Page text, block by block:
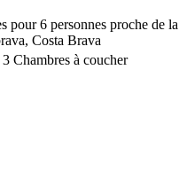
pour 6 personnes proche de la
Costa Brava
3 Chambres à coucher